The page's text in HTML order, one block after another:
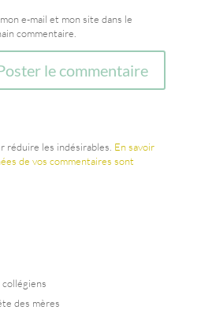
e-mail et mon site dans le
commentaire.
réduire les indésirables. En savoir
de vos commentaires sont
des mères